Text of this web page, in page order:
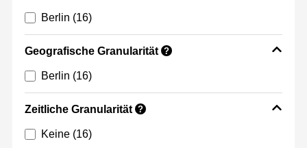
Berlin (16)
Geografische Granularität ?
Berlin (16)
Zeitliche Granularität ?
Keine (16)